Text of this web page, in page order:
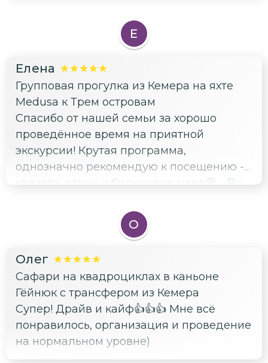
Е
Елена
Групповая прогулка из Кемера на яхте
Medusa к Трем островам
Спасибо от нашей семьи за хорошо
проведённое время на приятной
экскурсии! Крутая программа,
однозначно рекомендую к посещению -
красота, отдых и бирюзовое море😁✨😁✨
О
Олег
Сафари на квадроциклах в каньоне
Гёйнюк с трансфером из Кемера
Супер! Драйв и кайф👍👍👍 Мне всё
понравилось, организация и проведение
на нормальном уровне)